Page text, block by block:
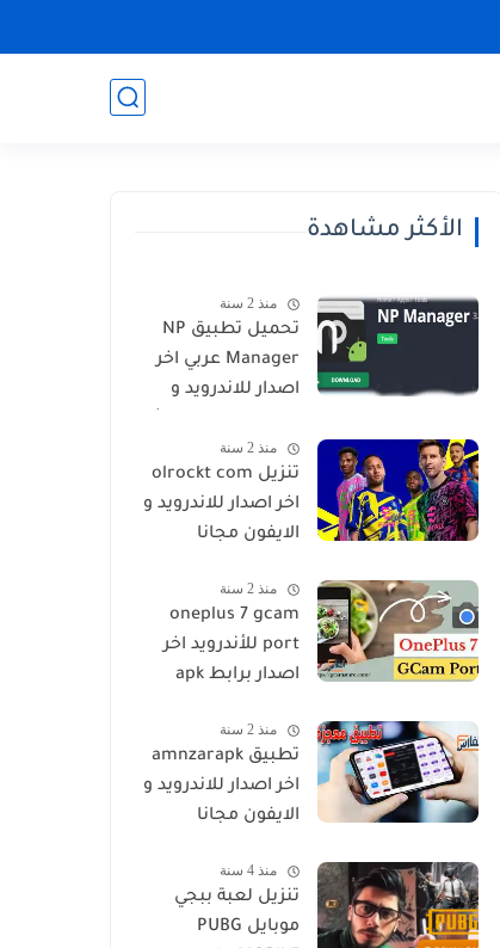
الأكثر مشاهدة
منذ 2 سنة
تحميل تطبيق NP
Manager عربي اخر
اصدار للاندرويد و
منذ 2 سنة
تنزيل olrockt com
اخر اصدار للاندرويد و
الايفون مجانا
منذ 2 سنة
oneplus 7 gcam
port للأندرويد اخر
اصدار برابط apk
منذ 2 سنة
تطبيق amnzarapk
اخر اصدار للاندرويد و
الايفون مجانا
منذ 4 سنة
تنزيل لعبة ببجي
موبايل PUBG